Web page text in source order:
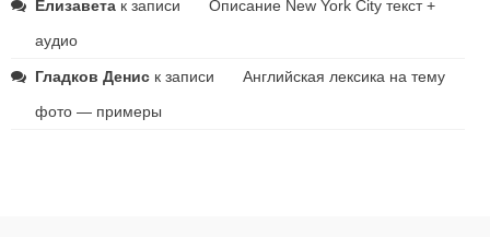
Елизавета к записи
Описание New York City текст +
аудио
Гладков Денис к записи
Английская лексика на тему
фото — примеры